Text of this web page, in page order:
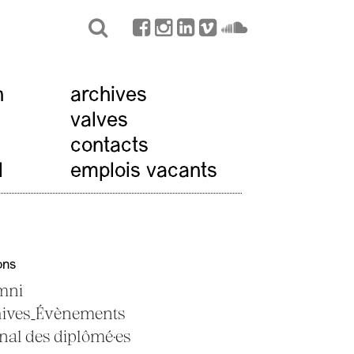
archives
valves
contacts
emplois vacants
des diplômé·es